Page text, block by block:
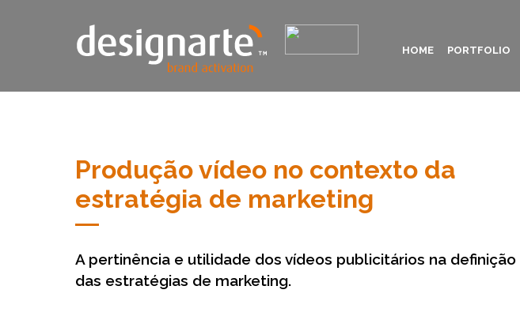
HOME PORTFOLIO
Produção vídeo no contexto da
estratégia de marketing
A pertinência e utilidade dos vídeos publicitários na definição
das estratégias de marketing.